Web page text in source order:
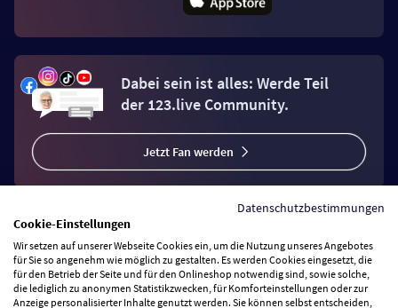
Dabei sein ist alles: Werde Teil
der 123.live Community.
Jetzt Fan werden
Vertrag widerrufen
Datenschutzbestimmungen
Cookie-Einstellungen
Wir setzen auf unserer Webseite Cookies ein, um die Nutzung unseres Angebotes
für Sie so angenehm wie möglich zu gestalten. Es werden Cookies eingesetzt, die
für den Betrieb der Seite und für den Onlineshop notwendig sind, sowie solche,
die lediglich zu anonymen Statistikzwecken, für Komforteinstellungen oder zur
Anzeige personalisierter Inhalte genutzt werden. Sie können selbst entscheiden,